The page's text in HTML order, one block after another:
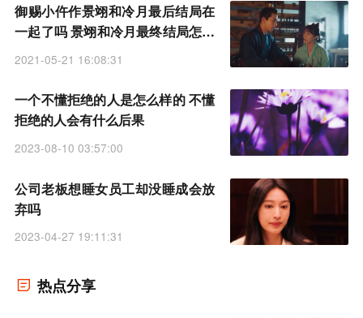
御赐小仵作景翊和冷月最后结局在
一起了吗 景翊和冷月最终结局怎么
样
2021-05-21 16:08:31
一个不懂拒绝的人是怎么样的 不懂
拒绝的人会有什么后果
2023-08-10 03:57:00
公司老板想睡女员工却没睡成会放
弃吗
2023-04-27 19:11:31
热点分享